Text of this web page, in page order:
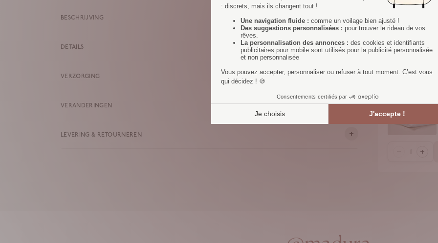
BESCHRIJVING
DETAILS
VERZORGING
VERANDERINGEN
LEVERING & RETOURNEREN